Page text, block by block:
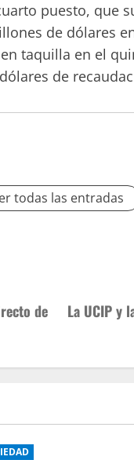
puesto, que
de dólares
taquilla en el
de
todas las entradas
de
La UCIP y